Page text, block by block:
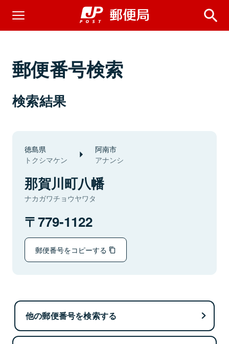
郵便番号検索
検索結果
徳島県
トクシマケン
阿南市
アナンシ
那賀川町八幡
ナカガワチョウヤワタ
779-1122
郵便番号をコピーする
他の郵便番号を検索する